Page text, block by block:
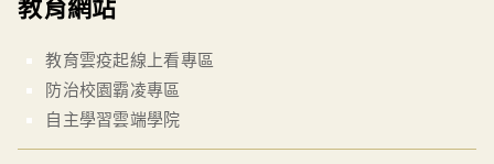
教育雲疫起線上看專區
防治校園霸凌專區
自主學習雲端學院